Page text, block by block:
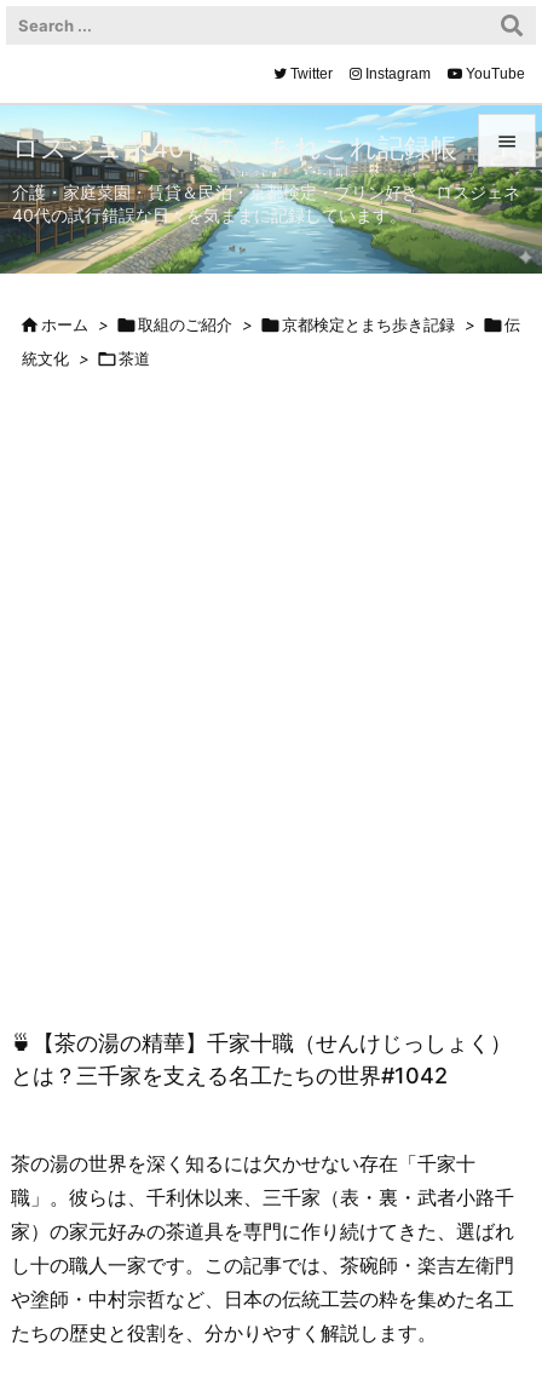


メニュ

サイド

Twitter Instagram YouTube
ロスジェネ40代の、あれこれ記録帳
介護・家庭菜園・賃貸＆民泊・京都検定・プリン好き。ロスジェネ
40代の試行錯誤な日々を気ままに記録しています。
ホーム > 取組のご紹介 > 京都検定とまち歩き記録 > 伝
統文化 > 茶道
🍵【茶の湯の精華】千家十職（せんけじっしょく）
とは？三千家を支える名工たちの世界#1042
茶の湯の世界を深く知るには欠かせない存在「千家十
職」。彼らは、千利休以来、三千家（表・裏・武者小路千
家）の家元好みの茶道具を専門に作り続けてきた、選ばれ
し十の職人一家です。この記事では、茶碗師・楽吉左衛門
や塗師・中村宗哲など、日本の伝統工芸の粋を集めた名工
たちの歴史と役割を、分かりやすく解説します。